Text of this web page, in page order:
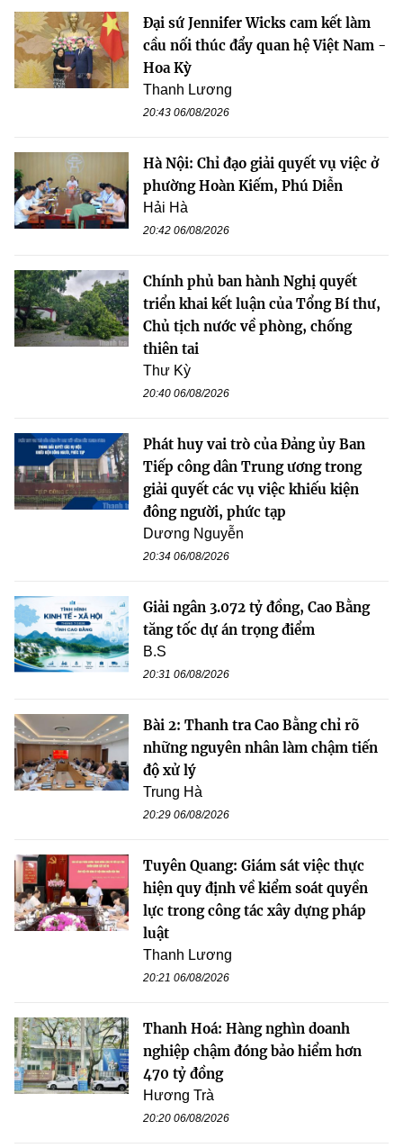
Đại sứ Jennifer Wicks cam kết làm
cầu nối thúc đẩy quan hệ Việt Nam -
Hoa Kỳ
Thanh Lương
20:43 06/08/2026
Hà Nội: Chỉ đạo giải quyết vụ việc ở
phường Hoàn Kiếm, Phú Diễn
Hải Hà
20:42 06/08/2026
Chính phủ ban hành Nghị quyết
triển khai kết luận của Tổng Bí thư,
Chủ tịch nước về phòng, chống
thiên tai
Thư Kỳ
20:40 06/08/2026
Phát huy vai trò của Đảng ủy Ban
Tiếp công dân Trung ương trong
giải quyết các vụ việc khiếu kiện
đông người, phức tạp
Dương Nguyễn
20:34 06/08/2026
Giải ngân 3.072 tỷ đồng, Cao Bằng
tăng tốc dự án trọng điểm
B.S
20:31 06/08/2026
Bài 2: Thanh tra Cao Bằng chỉ rõ
những nguyên nhân làm chậm tiến
độ xử lý
Trung Hà
20:29 06/08/2026
Tuyên Quang: Giám sát việc thực
hiện quy định về kiểm soát quyền
lực trong công tác xây dựng pháp
luật
Thanh Lương
20:21 06/08/2026
Thanh Hoá: Hàng nghìn doanh
nghiệp chậm đóng bảo hiểm hơn
470 tỷ đồng
Hương Trà
20:20 06/08/2026